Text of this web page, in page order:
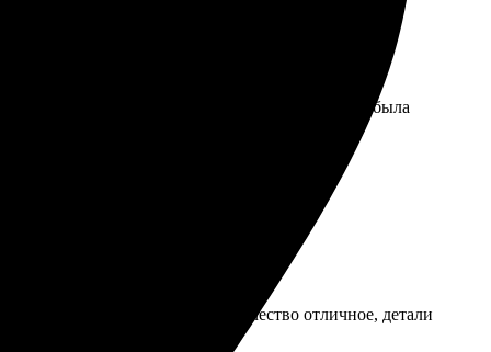
связь и понятные инструкции. Упаковка была
пару дней, всё забрала. Качество отличное, детали